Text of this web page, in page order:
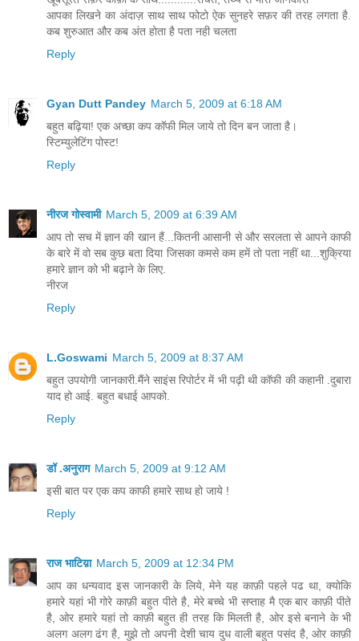
आपका लिखने का अंदाज़ साथ साथ फोटो ऐक सुनहरे सफ़र की तरह लगता है.
कब शुरुआत और कब अंत होता है पता नही चलता
Reply
Gyan Dutt Pandey March 5, 2009 at 6:18 AM
बहुत बढ़िया! एक अच्छा कप कॉफी मिल जाये तो दिन बन जाता है।
स्टिम्युलेटिंग पोस्ट!
Reply
नीरज गोस्वामी March 5, 2009 at 6:39 AM
आप तो सच में ज्ञान की खान हैं...कितनी आसानी से और सरलता से आपने काफी
के बारे में वो सब कुछ बता दिया जिसका कमसे कम हमें तो पता नहीं था...शुक्रिया
हमारे ज्ञान को भी बढ़ाने के लिए.
नीरज
Reply
L.Goswami March 5, 2009 at 8:37 AM
बहुत उपयोगी जानकारी.मैंने साइंस रिपोर्टर में भी पढ़ी थी कॉफी की कहानी .दुबारा
याद हो आई. बहुत बधाई आपको.
Reply
डॉ .अनुराग March 5, 2009 at 9:12 AM
इसी बात पर एक कप काफी हमारे साथ हो जाये !
Reply
राज भाटिय़ा March 5, 2009 at 12:34 PM
आप का धन्यवाद इस जानकारी के लिये, मेने यह काफ़ी पहले पढ था, क्योकि
हमारे यहां भी गोरे काफ़ी बहुत पीते है, मेरे बच्चे भी सप्ताह मै एक बार काफ़ी पीते
है, ओर हमारे यहां तो काफ़ी बहुत ही तरह कि मिलती है, ओर इसे बनाने के भी
अलग अलग ढंग है, मुझे तो अपनी देशी चाय दुध वाली बहुत पसंद है, ओर काफ़ी